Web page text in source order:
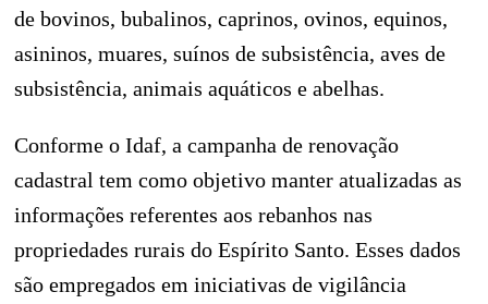
de bovinos, bubalinos, caprinos, ovinos, equinos,
asininos, muares, suínos de subsistência, aves de
subsistência, animais aquáticos e abelhas.
Conforme o Idaf, a campanha de renovação
cadastral tem como objetivo manter atualizadas as
informações referentes aos rebanhos nas
propriedades rurais do Espírito Santo. Esses dados
são empregados em iniciativas de vigilância